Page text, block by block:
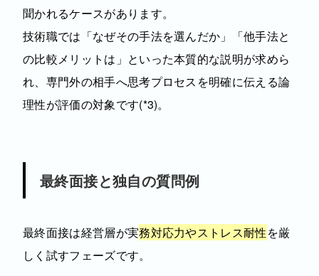
聞かれるケースがあります。
技術職では「なぜその手法を選んだか」「他手法と
の比較メリットは」といった本質的な説明が求めら
れ、専門外の相手へ思考プロセスを明確に伝える論
理性が評価の対象です(*3)。
最終面接と独自の質問例
最終面接は経営層が実務対応力やストレス耐性を厳
しく試すフェーズです。